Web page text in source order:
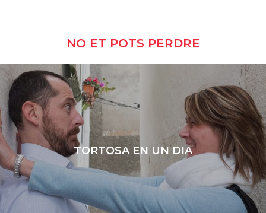
NO ET POTS PERDRE
TORTOSA EN UN DIA